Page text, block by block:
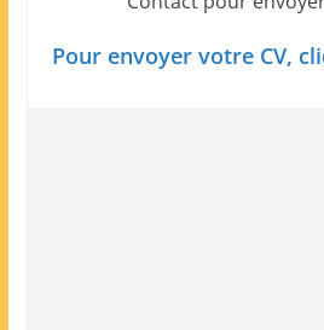
Pour envoyer votre CV,